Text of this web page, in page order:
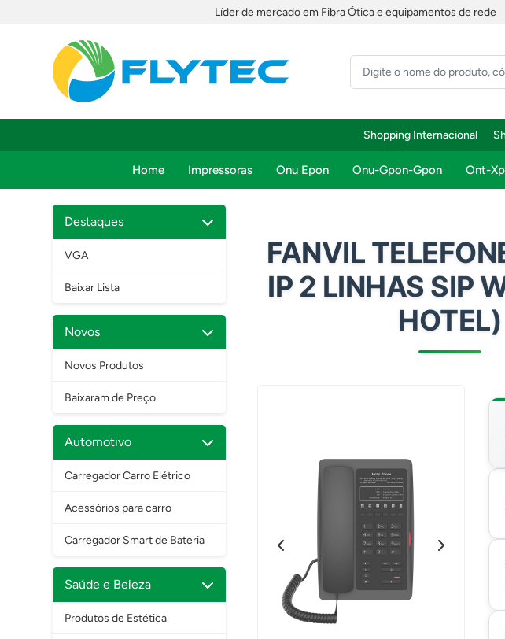
Líder de mercado em Fibra Ótica e equipamentos de rede
Shopping Internacional
Home Impressoras Onu Epon Onu-Gpon-Gpon Ont-
Destaques
VGA
Baixar Lista
Novos
Novos Produtos
Baixaram de Preço
Automotivo
Carregador Carro Elétrico
Acessórios para carro
Carregador Smart de Bateria
Saúde e Beleza
Produtos de Estética
FANVIL
IP 2 LINHAS SIP
HOTEL)